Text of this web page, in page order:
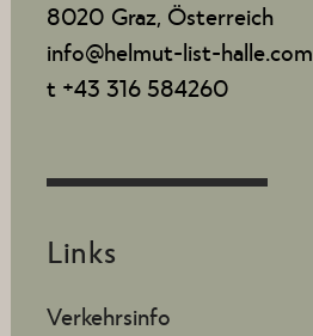
8020 Graz, Österreich
info@helmut-list-halle.com
t +43 316 584260
Links
Verkehrsinfo